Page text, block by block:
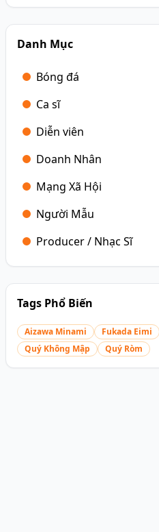
Danh Mục
Bóng đá
Ca sĩ
Diễn viên
Doanh Nhân
Mạng Xã Hội
Người Mẫu
Producer / Nhạc Sĩ
Tags Phổ Biến
Aizawa Minami Fukada Eimi
Quý Không Mập
Quý Ròm